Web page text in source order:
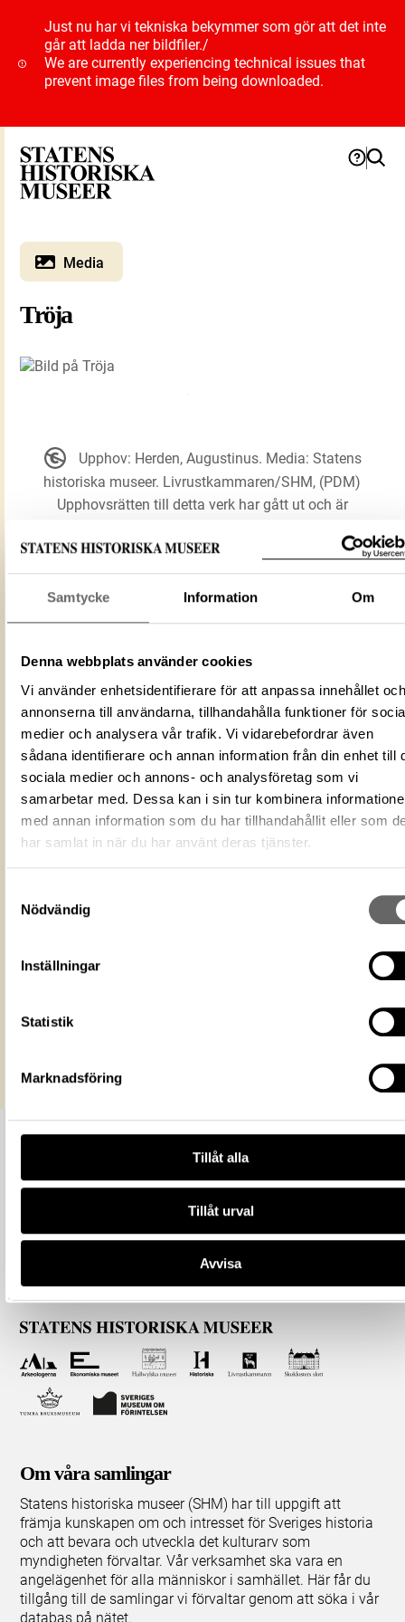
Samtycke Information Om
Denna webbplats använder cookies
Vi använder enhetsidentifierare för att anpassa innehållet och
annonserna till användarna, tillhandahålla funktioner för
medier och analysera vår trafik. Vi vidarebefordrar även
sådana identifierare och annan information från din enhet till
sociala medier och annons- och analysföretag som vi
samarbetar med. Dessa kan i sin tur kombinera
med annan information som du har tillhandahållit eller som
har samlat in när du har använt deras tjänster.
Nödvändig
Inställningar
Statistik
Marknadsföring
Tillåt alla
Tillåt urval
Avvisa
Just nu har vi tekniska bekymmer som gör att det inte
går att ladda ner bildfiler./
We are currently experiencing technical issues that
prevent image files from being downloaded.
Media
Tröja
Förmålsbenämning Tröja
Föremålsnummer 25555_LRK
Mediatyp
image/jpeg
ID‑nummer
3A42CDA6-546C-4681-A2ED-
Fotograf
Statens historiska museer
Licens för media
Upphovsrätten till detta verk har gått
är därmed fritt att använda på alla
Ange gärna upphovsperson om denne
https://samlingar.shm.se/media/
licensen CC0.
Mer information om licenser hos Statens historiska museer.
Upphov: Herden, Augustinus. Media: Statens
historiska museer. Livrustkammaren/SHM, (PDM)
Upphovsrätten till detta verk har gått ut och är
upphovsperson om denne är känd.
Om våra samlingar
Statens historiska museer (SHM) har till uppgift att
främja kunskapen om och intresset för Sveriges historia
och att bevara och utveckla det kulturarv som
myndigheten förvaltar. Vår verksamhet ska vara en
angelägenhet för alla människor i samhället. Här får du
tillgång till de samlingar vi förvaltar genom att söka i vår
databas på nätet.